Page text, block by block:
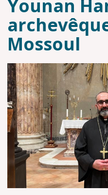
Younan
Mossoul